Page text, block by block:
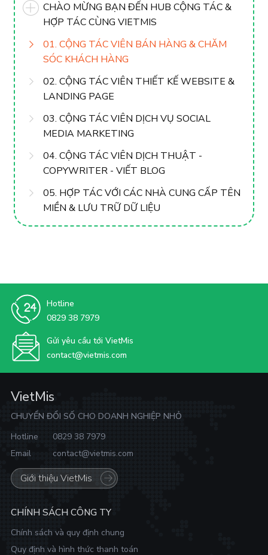
CHÀO MỪNG BẠN ĐẾN HUB CỘNG TÁC &
HỢP TÁC CÙNG VIETMIS
01. CỘNG TÁC VIÊN BÁN HÀNG & CHĂM
SÓC KHÁCH HÀNG
02. CỘNG TÁC VIÊN THIẾT KẾ WEBSITE &
LANDING PAGE
03. CỘNG TÁC VIÊN DỊCH VỤ SOCIAL
MEDIA MARKETING
04. CỘNG TÁC VIÊN DỊCH THUẬT -
COPYWRITER - VIẾT BLOG
05. HỢP TÁC VỚI CÁC NHÀ CUNG CẤP TÊN
MIỀN & LƯU TRỮ DỮ LIỆU
Hotline
0829 38 7979
Gửi yêu cầu tới VietMis
contact@vietmis.com
VietMis
CHUYỂN ĐỔI SỐ CHO DOANH NGHIỆP NHỎ
Hotline
0829 38 7979
Email
contact@vietmis.com
Giới thiệu VietMis
CHÍNH SÁCH CÔNG TY
Chính sách và quy định chung
Quy định và hình thức thanh toán